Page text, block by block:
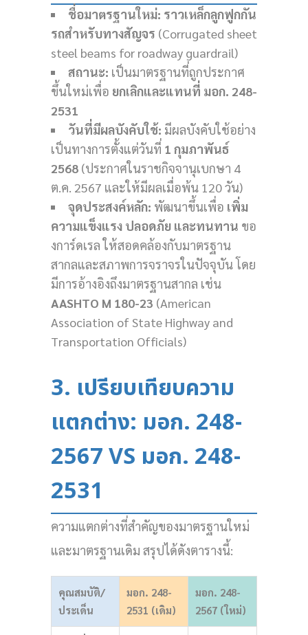
ชื่อมาตรฐานใหม่: ราวเหล็กลูกฟูกกัน
รถสำหรับทางสัญจร (Corrugated sheet
steel beams for roadway guardrail)
สถานะ: เป็นมาตรฐานที่ถูกประกาศ
ขึ้นใหม่เพื่อ ยกเลิกและแทนที่ มอก. 248-
2531
วันที่มีผลบังคับใช้: มีผลบังคับใช้อย่าง
เป็นทางการตั้งแต่วันที่ 1 กุมภาพันธ์
2568 (ประกาศในราชกิจจานุเบกษา 4
ต.ค. 2567 และให้มีผลเมื่อพ้น 120 วัน)
จุดประสงค์หลัก: พัฒนาขึ้นเพื่อ เพิ่ม
ความแข็งแรง ปลอดภัย และทนทาน ขอ
งการ์ดเรล ให้สอดคล้องกับมาตรฐาน
สากลและสภาพการจราจรในปัจจุบัน โดย
มีการอ้างอิงถึงมาตรฐานสากล เช่น
AASHTO M 180-23 (American
Association of State Highway and
Transportation Officials)
3. เปรียบเทียบความ
แตกต่าง: มอก. 248-
2567 VS มอก. 248-
2531
ความแตกต่างที่สำคัญของมาตรฐานใหม่
และมาตรฐานเดิม สรุปได้ดังตารางนี้:
คุณสมบัติ/
ประเด็น
มอก. 248-
2531 (เดิม)
มอก. 248-
2567 (ใหม่)